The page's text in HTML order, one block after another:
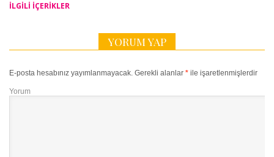
İLGILI IÇERIKLER
YORUM YAP
E-posta hesabınız yayımlanmayacak. Gerekli alanlar * ile işaretlenmişlerdir
Yorum